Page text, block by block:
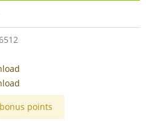
bonus points